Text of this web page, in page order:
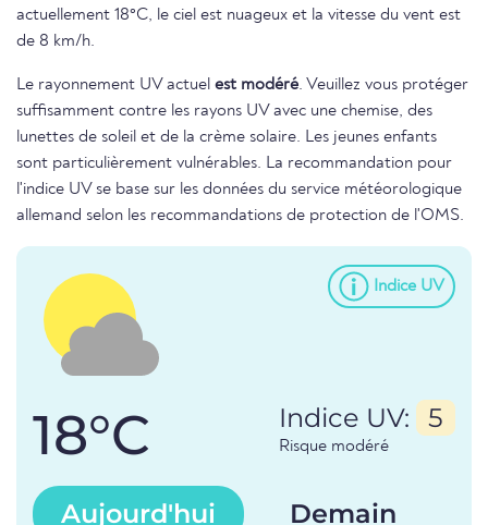
actuellement 18°C, le ciel est nuageux et la vitesse du vent est
de 8 km/h.
Le rayonnement UV actuel est modéré. Veuillez vous protéger
suffisamment contre les rayons UV avec une chemise, des
lunettes de soleil et de la crème solaire. Les jeunes enfants
sont particulièrement vulnérables. La recommandation pour
l'indice UV se base sur les données du service météorologique
allemand selon les recommandations de protection de l'OMS.
Indice UV
18°C Indice UV: 5
Risque modéré
Aujourd'hui Demain